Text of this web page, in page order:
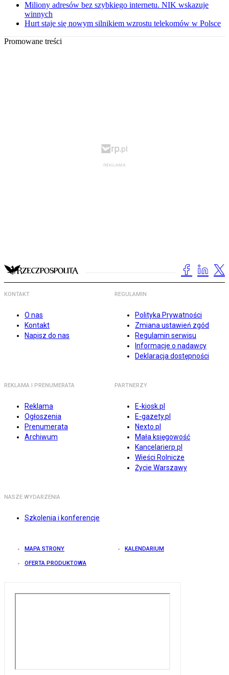
Miliony adresów bez szybkiego internetu. NIK wskazuje
winnych
Hurt staje się nowym silnikiem wzrostu telekomów w Polsce
Promowane treści
KONTAKT
O nas
Kontakt
Napisz do nas
REGULAMIN
Polityka Prywatności
Zmiana ustawień zgód
Regulamin serwisu
Informacje o nadawcy
Deklaracja dostępności
REKLAMA I PRENUMERATA
Reklama
Ogłoszenia
Prenumerata
Archiwum
PARTNERZY
E-kiosk.pl
E-gazety.pl
Nexto.pl
Mała księgowość
Kancelarierp.pl
Wieści Rolnicze
Życie Warszawy
NASZE WYDARZENIA
Szkolenia i konferencje
MAPA STRONY KALENDARIUM
OFERTA PRODUKTOWA